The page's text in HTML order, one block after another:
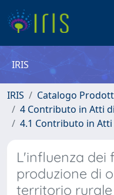
IRIS
IRIS
Catalogo
4 Contributo in Atti
4.1 Contributo in
L'influenza dei
produzione di
territorio rurale